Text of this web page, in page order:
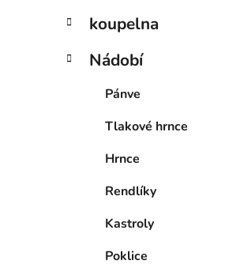
koupelna
Nádobí
Pánve
Tlakové hrnce
Hrnce
Rendlíky
Kastroly
Poklice